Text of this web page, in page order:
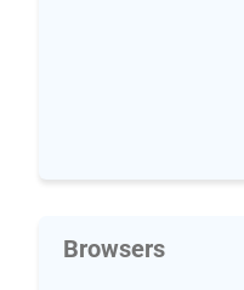
Browsers